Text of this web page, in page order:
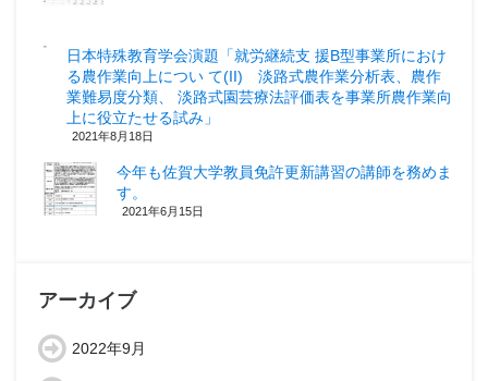
日本特殊教育学会演題「就労継続支 援B型事業所におけ
る農作業向上につい て(II) 淡路式農作業分析表、農作
業難易度分類、 淡路式園芸療法評価表を事業所農作業向
上に役立たせる試み」
2021年8月18日
今年も佐賀大学教員免許更新講習の講師を務めま
す。
2021年6月15日
アーカイブ
2022年9月